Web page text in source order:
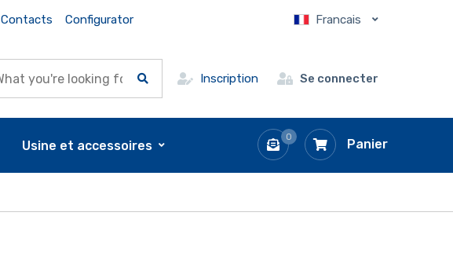
Contacts Configurator Francais
Inscription Se connecter
0 Panier
Usine et accessoires